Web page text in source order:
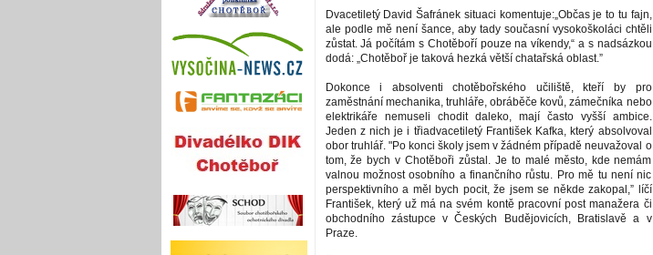
Dvacetiletý David Šafránek situaci komentuje:„Občas je to tu fajn,
ale podle mě není šance, aby tady současní vysokoškoláci chtěli
zůstat. Já počítám s Chotěboří pouze na víkendy,“ a s nadsázkou
dodá: „Chotěboř je taková hezká větší chatařská oblast.”
Dokonce i absolventi chotěbořského učiliště, kteří by pro
zaměstnání mechanika, truhláře, obráběče kovů, zámečníka nebo
elektrikáře nemuseli chodit daleko, mají často vyšší ambice.
Jeden z nich je i třiadvacetiletý František Kafka, který absolvoval
obor truhlář. "Po konci školy jsem v žádném případě neuvažoval o
tom, že bych v Chotěboři zůstal. Je to malé město, kde nemám
valnou možnost osobního a finančního růstu. Pro mě tu není nic
perspektivního a měl bych pocit, že jsem se někde zakopal,” líčí
František, který už má na svém kontě pracovní post manažera či
obchodního zástupce v Českých Budějovicích, Bratislavě a v
Praze.